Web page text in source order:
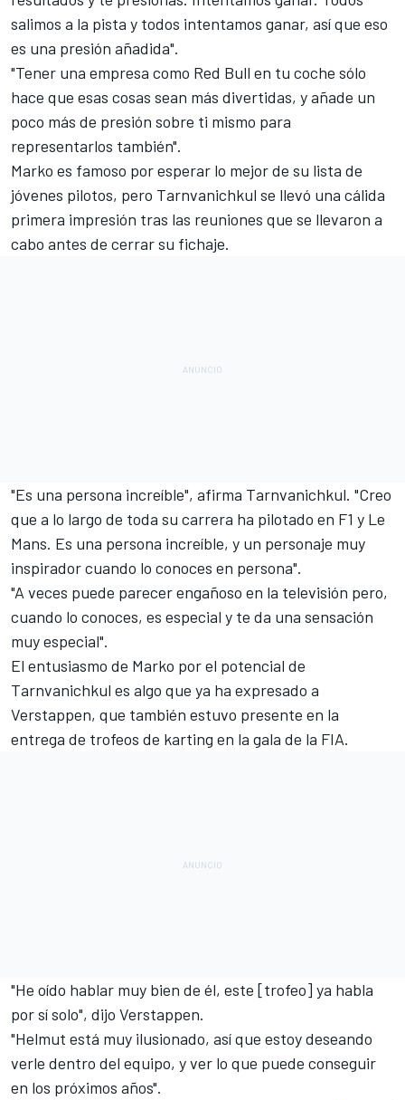
salimos a la pista y todos intentamos ganar, así que eso
es una presión añadida".
"Tener una empresa como Red Bull en tu coche sólo
hace que esas cosas sean más divertidas, y añade un
poco más de presión sobre ti mismo para
representarlos también".
Marko es famoso por esperar lo mejor de su lista de
jóvenes pilotos, pero Tarnvanichkul se llevó una cálida
primera impresión tras las reuniones que se llevaron a
cabo antes de cerrar su fichaje.
"Es una persona increíble", afirma Tarnvanichkul. "Creo
que a lo largo de toda su carrera ha pilotado en F1 y Le
Mans. Es una persona increíble, y un personaje muy
inspirador cuando lo conoces en persona".
"A veces puede parecer engañoso en la televisión pero,
cuando lo conoces, es especial y te da una sensación
muy especial".
El entusiasmo de Marko por el potencial de
Tarnvanichkul es algo que ya ha expresado a
Verstappen, que también estuvo presente en la
entrega de trofeos de karting en la gala de la FIA.
"He oído hablar muy bien de él, este [trofeo] ya habla
por sí solo", dijo Verstappen.
"Helmut está muy ilusionado, así que estoy deseando
verle dentro del equipo, y ver lo que puede conseguir
en los próximos años".